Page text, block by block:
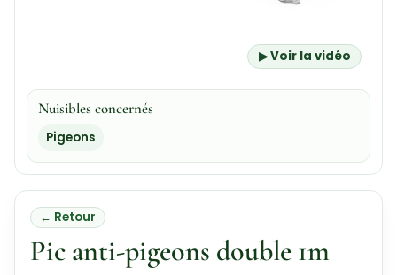
▶ Voir la vidéo
Nuisibles concernés
Pigeons
← Retour
Pic anti-pigeons double 1m